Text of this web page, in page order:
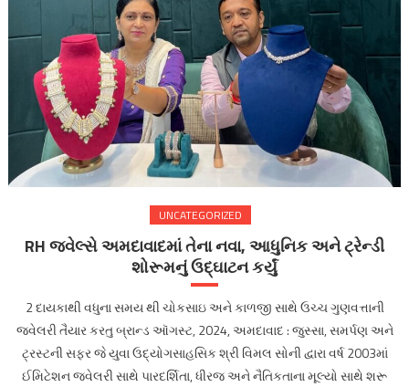
UNCATEGORIZED
RH જ્વેલ્સે અમદાવાદમાં તેના નવા, આધુનિક અને ટ્રેન્ડી
શોરૂમનું ઉદ્ઘાટન કર્યું
2 દાયકાથી વધુના સમય થી ચોકસાઇ અને કાળજી સાથે ઉચ્ચ ગુણવત્તાની
જ્વેલરી તૈયાર કરતુ બ્રાન્ડ ઑગસ્ટ, 2024, અમદાવાદ : જુસ્સા, સમર્પણ અને
ટ્રસ્ટની સફર જે યુવા ઉદ્યોગસાહસિક શ્રી વિમલ સોની દ્વારા વર્ષ 2003માં
ઈમિટેશન જ્વેલરી સાથે પારદર્શિતા, ધીરજ અને નૈતિકતાના મૂલ્યો સાથે શરૂ